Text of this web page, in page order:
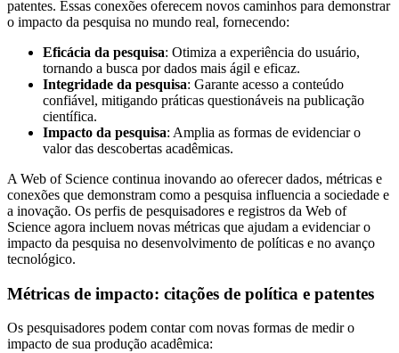
patentes. Essas conexões oferecem novos caminhos para demonstrar
o impacto da pesquisa no mundo real, fornecendo:
Eficácia da pesquisa: Otimiza a experiência do usuário,
tornando a busca por dados mais ágil e eficaz.
Integridade da pesquisa: Garante acesso a conteúdo
confiável, mitigando práticas questionáveis na publicação
científica.
Impacto da pesquisa: Amplia as formas de evidenciar o
valor das descobertas acadêmicas.
A Web of Science continua inovando ao oferecer dados, métricas e
conexões que demonstram como a pesquisa influencia a sociedade e
a inovação. Os perfis de pesquisadores e registros da Web of
Science agora incluem novas métricas que ajudam a evidenciar o
impacto da pesquisa no desenvolvimento de políticas e no avanço
tecnológico.
Métricas de impacto: citações de política e patentes
Os pesquisadores podem contar com novas formas de medir o
impacto de sua produção acadêmica: